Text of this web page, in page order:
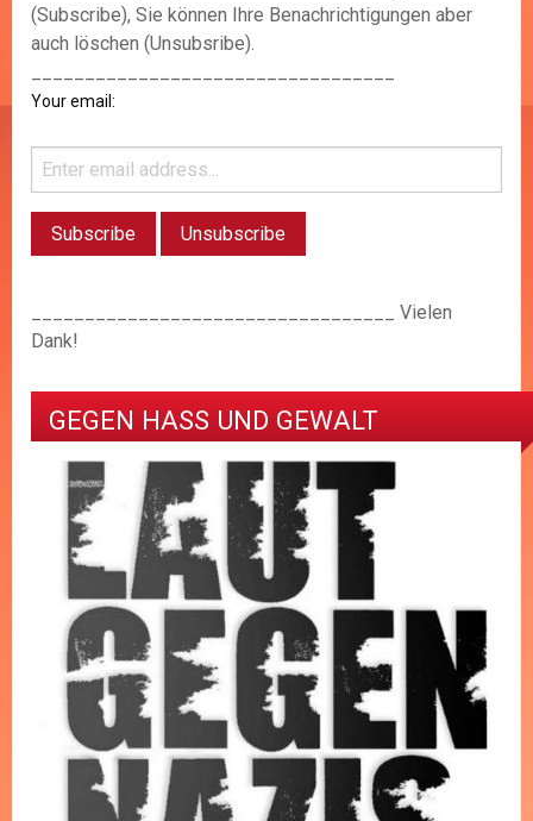
(Subscribe), Sie können Ihre Benachrichtigungen aber
auch löschen (Unsubsribe).
Your email:
__________________________________ Vielen
Dank!
GEGEN HASS UND GEWALT